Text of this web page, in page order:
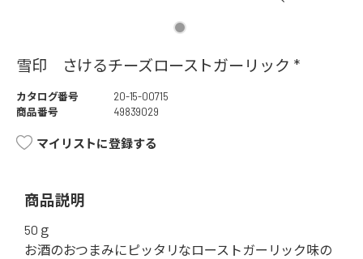
雪印 さけるチーズローストガーリック *
カタログ番号
20-15-00715
商品番号
49839029
マイリストに登録する
商品説明
50ｇ
お酒のおつまみにピッタリなローストガーリック味の